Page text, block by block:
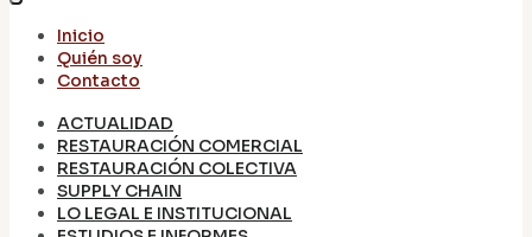
Inicio
Quién soy
Contacto
ACTUALIDAD
RESTAURACIÓN COMERCIAL
RESTAURACIÓN COLECTIVA
SUPPLY CHAIN
LO LEGAL E INSTITUCIONAL